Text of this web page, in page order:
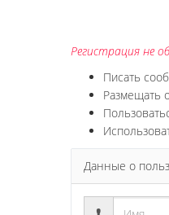
Регистрация не
Писать
Размещать
Данные о